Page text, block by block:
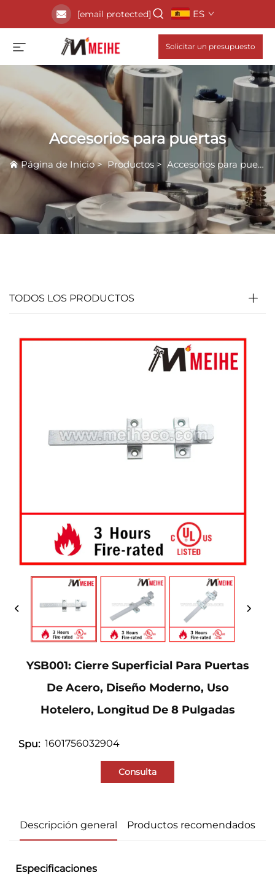
[email protected] ES
Solicitar un presupuesto
Accesorios para puertas
Página de Inicio>Productos > Accesorios para puertas
TODOS LOS PRODUCTOS
YSB001: Cierre Superficial Para Puertas
De Acero, Diseño Moderno, Uso
Hotelero, Longitud De 8 Pulgadas
Spu: 1601756032904
Consulta
Descripción general Productos recomendados
Especificaciones